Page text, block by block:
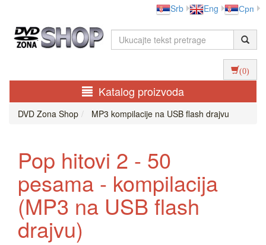
Srb Eng Срп
(0)
Katalog proizvoda
DVD Zona Shop MP3 kompilacije na USB flash drajvu
Pop hitovi 2 - 50
pesama - kompilacija
(MP3 na USB flash
drajvu)